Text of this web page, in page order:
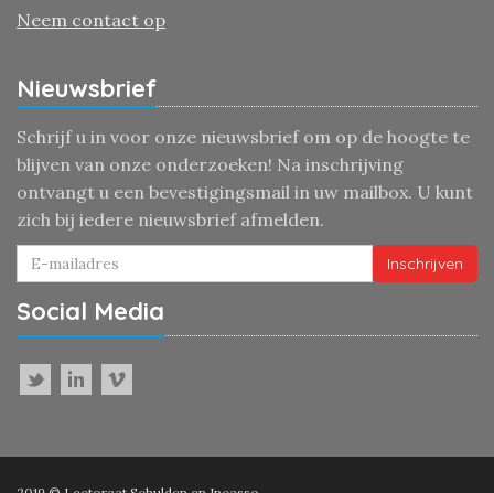
Neem contact op
Nieuwsbrief
Schrijf u in voor onze nieuwsbrief om op de hoogte te
blijven van onze onderzoeken! Na inschrijving
ontvangt u een bevestigingsmail in uw mailbox. U kunt
zich bij iedere nieuwsbrief afmelden.
Inschrijven
Social Media